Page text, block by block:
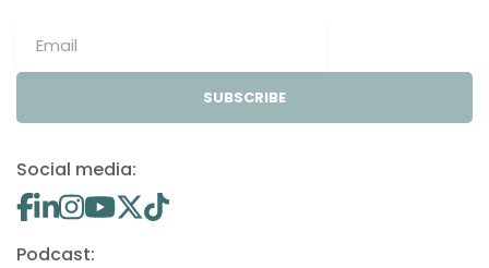
SUBSCRIBE
Social media:
Podcast: